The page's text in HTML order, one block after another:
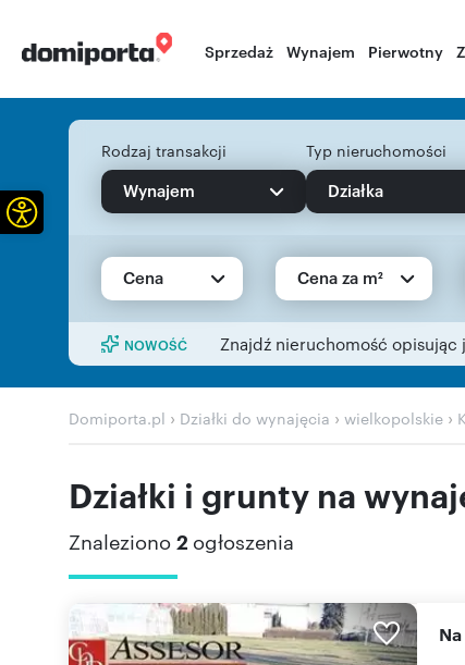
Sprzedaż Wynajem Pierwotny
Rodzaj transakcji
Wynajem
Typ nieruchomości
Działka
Cena Cena za m²
NOWOŚĆ Znajdź nieruchomość opisując
Domiporta.pl › Działki do wynajęcia › wielkopolskie ›
Działki i grunty na
Znaleziono 2 ogłoszenia
Otwórz pasek narzędzi